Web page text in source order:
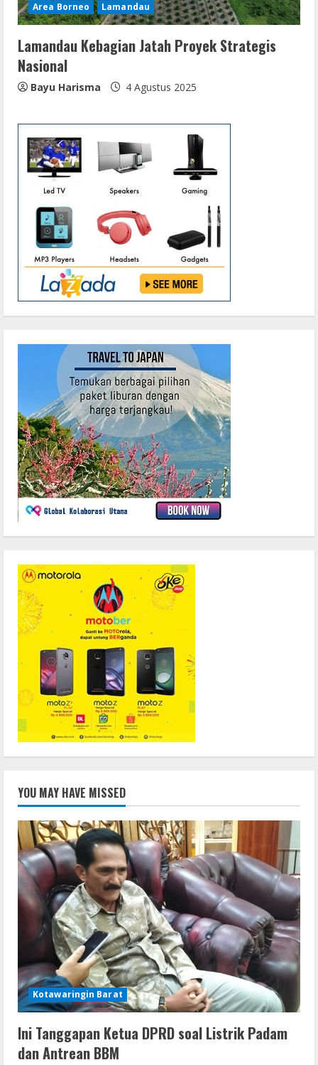
Area Borneo Lamandau
Lamandau Kebagian Jatah Proyek Strategis
Nasional
Bayu Harisma 4 Agustus 2025
YOU MAY HAVE MISSED
Kotawaringin Barat
Ini Tanggapan Ketua DPRD soal Listrik Padam
dan Antrean BBM